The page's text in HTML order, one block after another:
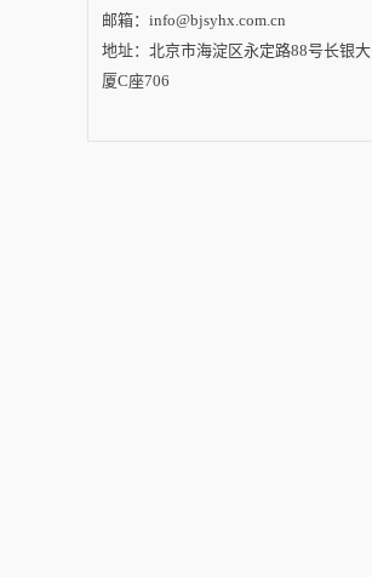
邮箱：info@bjsyhx.com.cn
地址：北京市海淀区永定路88号长银大
厦C座706